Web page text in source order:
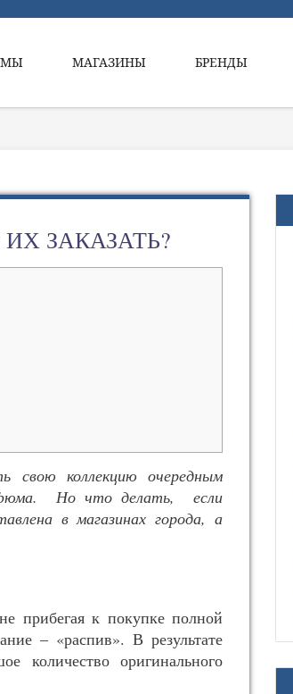
МАГАЗИНЫ БРЕНДЫ
ЗАКАЗАТЬ?
свою коллекцию очередным
Но что делать, если
в магазинах города, а
прибегая к покупке полной
– «распив». В результате
количество оригинального